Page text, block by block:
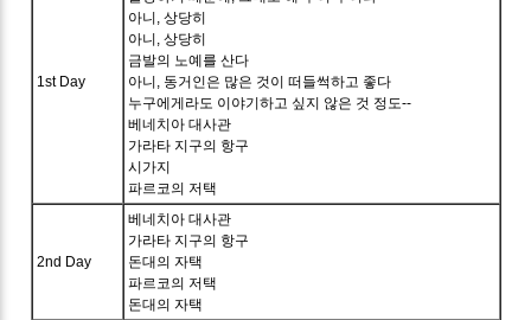
1st Day
아니, 상당히
아니, 상당히
금발의 노예를 산다
아니, 동거인은 많은 것이 떠들썩하고 좋다
누구에게라도 이야기하고 싶지 않은 것 정도--
베네치아 대사관
가라타 지구의 항구
시가지
파르코의 저택
2nd Day
베네치아 대사관
가라타 지구의 항구
돈대의 자택
파르코의 저택
돈대의 자택